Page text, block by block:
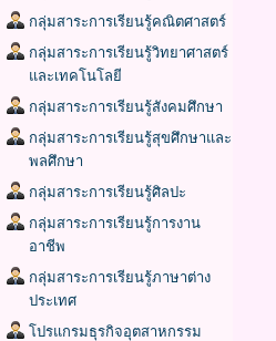
กลุ่มสาระการเรียนรู้คณิตศาสตร์
กลุ่มสาระการเรียนรู้วิทยาศาสตร์
และเทคโนโลยี
กลุ่มสาระการเรียนรู้สังคมศึกษา
กลุ่มสาระการเรียนรู้สุขศึกษาและ
พลศึกษา
กลุ่มสาระการเรียนรู้ศิลปะ
กลุ่มสาระการเรียนรู้การงาน
อาชีพ
กลุ่มสาระการเรียนรู้ภาษาต่าง
ประเทศ
โปรแกรมธุรกิจอุตสาหกรรม